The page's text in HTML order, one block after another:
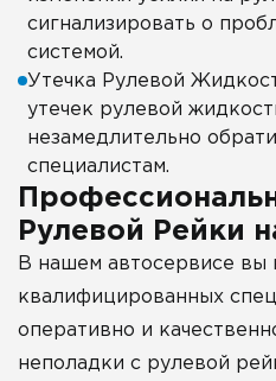
сигнализировать о
системой.
Утечка Рулевой
утечек рулевой
незамедлительно
специалистам.
Рулевой Рейки
В нашем автосервисе вы
квалифицированных
оперативно и
неполадки с рулевой